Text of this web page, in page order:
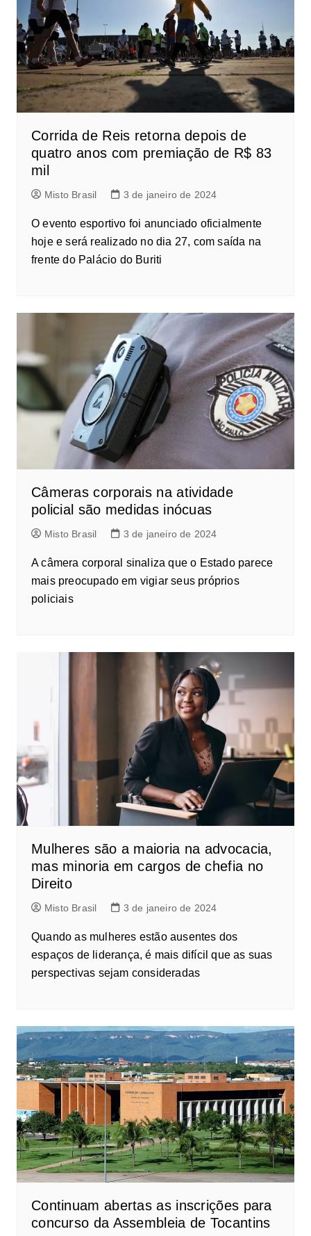
Corrida de Reis retorna depois de
quatro anos com premiação de R$ 83
mil
Misto Brasil 3 de janeiro de 2024
O evento esportivo foi anunciado oficialmente
hoje e será realizado no dia 27, com saída na
frente do Palácio do Buriti
Câmeras corporais na atividade
policial são medidas inócuas
Misto Brasil 3 de janeiro de 2024
A câmera corporal sinaliza que o Estado parece
mais preocupado em vigiar seus próprios
policiais
Mulheres são a maioria na advocacia,
mas minoria em cargos de chefia no
Direito
Misto Brasil 3 de janeiro de 2024
Quando as mulheres estão ausentes dos
espaços de liderança, é mais difícil que as suas
perspectivas sejam consideradas
Continuam abertas as inscrições para
concurso da Assembleia de Tocantins